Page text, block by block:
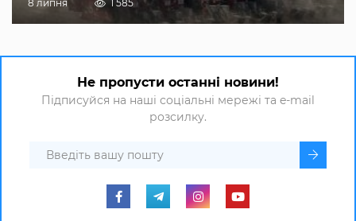
8 липня 1 585
Не пропусти останні новини!
Підписуйся на наші соціальні мережі та e-mail
розсилку.